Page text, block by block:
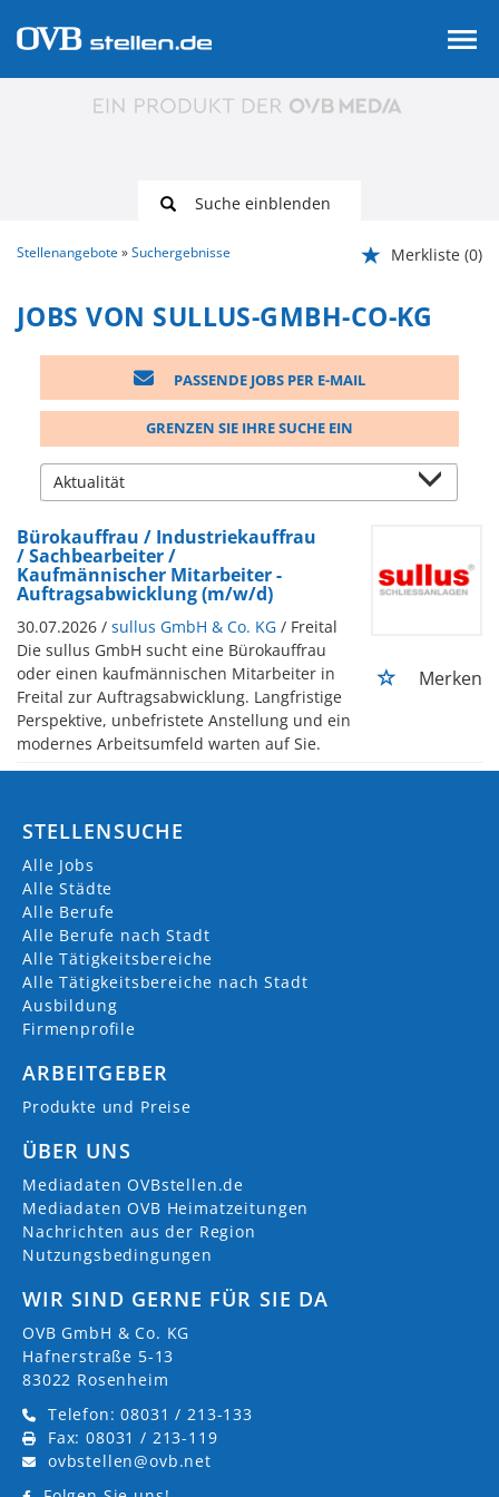
Suche einblenden
Stellenangebote Suchergebnisse Merkliste (0)
JOBS VON SULLUS-GMBH-CO-KG
PASSENDE JOBS PER E-MAIL
GRENZEN SIE IHRE SUCHE EIN
Bürokauffrau / Industriekauffrau
/ Sachbearbeiter /
Kaufmännischer Mitarbeiter -
Auftragsabwicklung (m/w/d)
30.07.2026 / sullus GmbH & Co. KG / Freital
Die sullus GmbH sucht eine Bürokauffrau
oder einen kaufmännischen Mitarbeiter in
Freital zur Auftragsabwicklung. Langfristige
Perspektive, unbefristete Anstellung und ein
modernes Arbeitsumfeld warten auf Sie.
Merken
STELLENSUCHE
Alle Jobs
Alle Städte
Alle Berufe
Alle Berufe nach Stadt
Alle Tätigkeitsbereiche
Alle Tätigkeitsbereiche nach Stadt
Ausbildung
Firmenprofile
ARBEITGEBER
Produkte und Preise
ÜBER UNS
Mediadaten OVBstellen.de
Mediadaten OVB Heimatzeitungen
Nachrichten aus der Region
Nutzungsbedingungen
WIR SIND GERNE FÜR SIE DA
OVB GmbH & Co. KG
Hafnerstraße 5-13
83022 Rosenheim
Telefon: 08031 / 213-133
Fax: 08031 / 213-119
ovbstellen@ovb.net